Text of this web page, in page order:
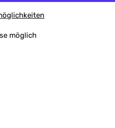
möglich